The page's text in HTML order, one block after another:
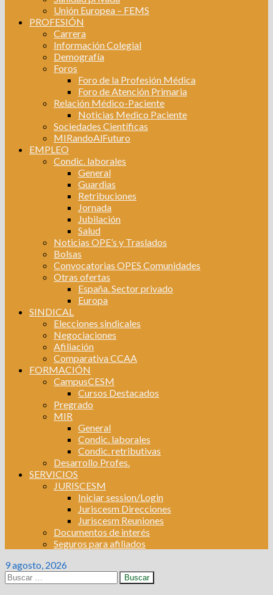
Unión Europea – FEMS
PROFESIÓN
Carrera
Información Colegial
Demografía
Foros
Foro de la Profesión Médica
Foro de Atención Primaria
Relación Médico-Paciente
Noticias Medico Paciente
Sociedades Científicas
MIRandoAlFuturo
EMPLEO
Condic. laborales
General
Guardias
Retribuciones
Jornada
Jubilación
Salud
Noticias OPE’s y Traslados
Bolsas
Convocatorias OPES Comunidades
Otras ofertas
España. Sector privado
Europa
SINDICAL
Elecciones sindicales
Negociaciones
Afiliación
Comparativa CCAA
FORMACIÓN
CampusCESM
Cursos Destacados
Pregrado
MIR
General
Condic. laborales
Condic. retributivas
Desarrollo Profes.
SERVICIOS
JURISCESM
Iniciar session/Login
Juriscesm Direcciones
Juriscesm Reuniones
Documentos de interés
Seguros para afiliados
9 agosto, 2026
Buscar: